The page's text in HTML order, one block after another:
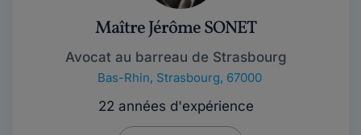
Maître Jérôme SONET
Avocat au barreau de Strasbourg
Bas-Rhin, Strasbourg, 67000
22 années d'expérience